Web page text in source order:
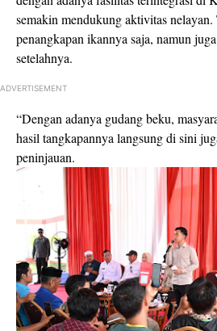
semakin mendukung aktivitas nelayan.
penangkapan ikannya saja, namun
setelahnya.
ADVERTISEMENT
“Dengan adanya gudang beku,
hasil tangkapannya langsung di sini
peninjauan.